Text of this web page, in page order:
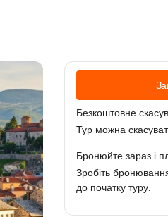
Безкоштовне
Тур можна
Бронюйте зараз і
Зробіть
до початку туру.